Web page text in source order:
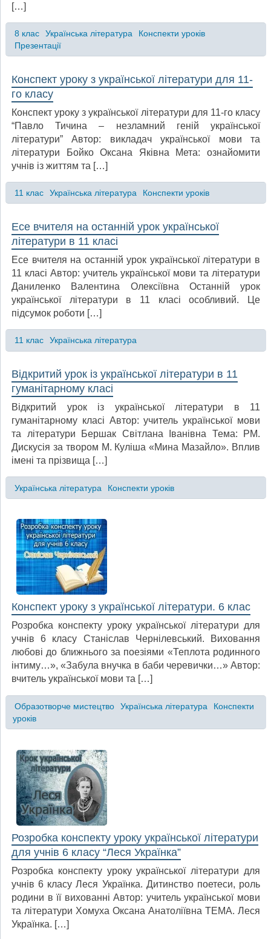
[…]
8 клас Українська література
Конспекти уроків
Презентації
Конспект уроку з української літератури для 11-
го класу
Конспект уроку з української літератури для 11-го класу
“Павло Тичина – незламний геній української
літератури” Автор: викладач української мови та
літератури Бойко Оксана Яківна Мета: ознайомити
учнів із життям та […]
11 клас Українська література Конспекти уроків
Есе вчителя на останній урок української
літератури в 11 класі
Есе вчителя на останній урок української літератури в
11 класі Автор: учитель української мови та літератури
Даниленко Валентина Олексіївна Останній урок
української літератури в 11 класі особливий. Це
підсумок роботи […]
11 клас Українська література
Відкритий урок із української літератури в 11
гуманітарному класі
Відкритий урок із української літератури в 11
гуманітарному класі Автор: учитель української мови
та літератури Бершак Світлана Іванівна Тема: РМ.
Дискусія за твором М. Куліша «Мина Мазайло». Вплив
імені та прізвища […]
Українська література Конспекти уроків
Конспект уроку з української літератури. 6 клас
Розробка конспекту уроку української літератури для
учнів 6 класу Станіслав Чернілевський. Виховання
любові до ближнього за поезіями «Теплота родинного
інтиму…», «Забула внучка в баби черевички…» Автор:
вчитель української мови та […]
Образотворче мистецтво Українська література
Конспекти
уроків
Розробка конспекту уроку української літератури
для учнів 6 класу “Леся Українка”
Розробка конспекту уроку української літератури для
учнів 6 класу Леся Українка. Дитинство поетеси, роль
родини в її вихованні Автор: учитель української мови
та літератури Хомуха Оксана Анатоліївна ТЕМА. Леся
Українка. […]